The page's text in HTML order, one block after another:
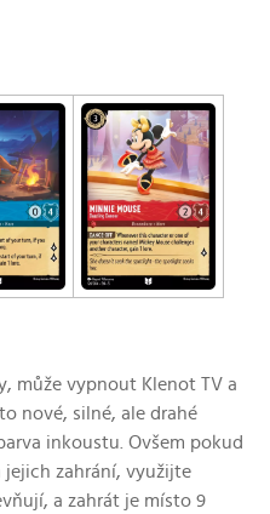
může vypnout Klenot TV a
nové, silné, ale drahé
inkoustu. Ovšem pokud
zahrání, využijte
a zahrát je místo 9